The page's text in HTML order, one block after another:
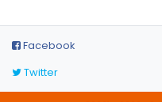
Facebook
Twitter